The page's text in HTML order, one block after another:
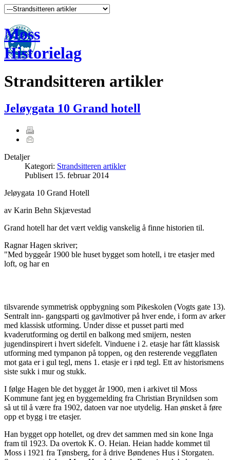
Moss
Historielag
Strandsitteren artikler
Jeløygata 10 Grand hotell
Detaljer
Kategori: Strandsitteren artikler
Publisert 15. februar 2014
Jeløygata 10 Grand Hotell
av Karin Behn Skjævestad
Grand hotell har det vært veldig vanskelig å finne historien til.
Ragnar Hagen skriver;
"Med byggeår 1900 ble huset bygget som hotell, i tre etasjer med
loft, og har en
tilsvarende symmetrisk oppbygning som Pikeskolen (Vogts gate 13).
Sentralt inn- gangsparti og gavlmotiver på hver ende, i form av arker
med klassisk utforming. Under disse et pusset parti med
kvaderutforming og dertil en balkong med smijern, nesten
jugendinspirert i hvert sidefelt. Vinduene i 2. etasje har fått klassisk
utforming med tympanon på toppen, og den resterende veggflaten
mot gata er i gul tegl, mens 1. etasje er i rød tegl. Ett av historismens
siste sukk i mur og stukk.
I følge Hagen ble det bygget år 1900, men i arkivet til Moss
Kommune fant jeg en byggemelding fra Christian Brynildsen som
så ut til å være fra 1902, datoen var noe utydelig. Han ønsket å føre
opp et bygg i tre etasjer.
Han bygget opp hotellet, og drev det sammen med sin kone Inga
fram til 1923. Da overtok K. O. Heian. Heian hadde kommet til
Moss i 1921 fra Tønsberg, for å drive Bøndenes Hus i Storgaten.